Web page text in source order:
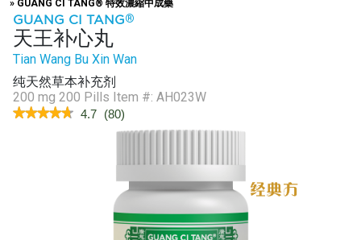
» GUANG CI TANG® 特效濃縮中成藥
GUANG CI TANG®
天王补心丸
Tian Wang Bu Xin Wan
纯天然草本补充剂
200 mg 200 Pills Item #: AH023W
★★★★★
★★★★★ 4.7 (80)